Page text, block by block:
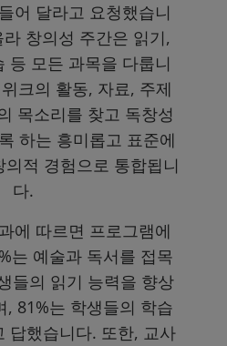
어 달라고 요청했습니
창의성 주간은 읽기,
등 모든 과목을 다룹니
크의 활동, 자료, 주제
목소리를 찾고 독창성
하는 흥미롭고 표준에
적 경험으로 통합됩니
다.
에 따르면 프로그램에
는 예술과 독서를 접목
들의 읽기 능력을 향상
, 81%는 학생들의 학습
답했습니다. 또한, 교사